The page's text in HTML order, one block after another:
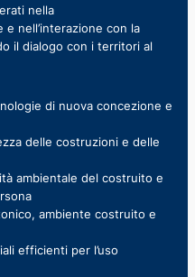
nella
e nell’interazione con la
il dialogo con i territori al
di nuova concezione e
delle costruzioni e delle
ambientale del costruito e
ambiente costruito e
efficienti per l’uso